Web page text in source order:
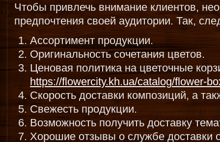
Чтобы привлечь внимание клиентов,
предпочтения своей аудитории. Так,
Ассортимент продукции.
Оригинальность сочетания цветов.
Ценовая политика на цветочные
https://flowercity.kh.ua/catalog/flower-
Скорость доставки композиций, а
Свежесть продукции.
Возможность получить доставку
Хорошие отзывы о службе доставки